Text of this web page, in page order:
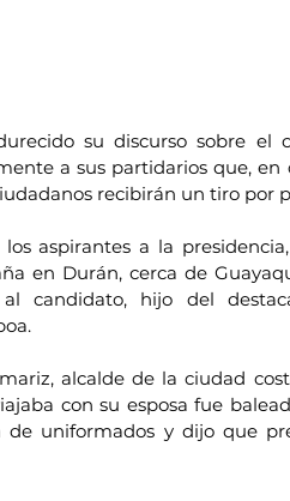
su discurso sobre el
a sus partidarios que, en
recibirán un tiro por
aspirantes a la
en Durán, cerca de
candidato, hijo del
alcalde de la ciudad
con su esposa fue
de uniformados y dijo que